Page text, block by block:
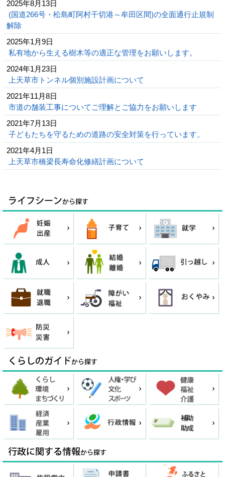
2025年8月13日
(国道266号・松島町阿村干切港～牟田区間)の全面通行止規制
解除
2025年1月9日
私有地から生える樹木等の適正な管理をお願いします。
2024年1月23日
上天草市トンネル個別施設計画について
2021年11月8日
市道の舗装工事についてご理解とご協力をお願いします
2021年7月13日
子どもたちを守るための道路の安全対策を行っています。
2021年4月1日
上天草市橋梁長寿命化修繕計画について